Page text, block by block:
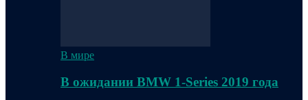
В мире
В ожидании BMW 1-Series 2019 года